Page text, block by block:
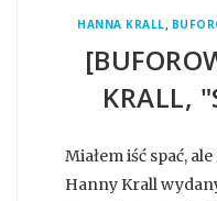
HANNA KRALL,
KRALL,
Miałem iść spać,
Hanny Krall